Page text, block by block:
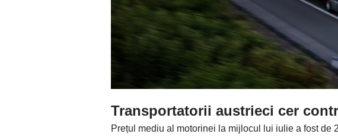
Transportatorii austrieci cer
Prețul mediu al motorinei la mijlocul lui iulie a fost de